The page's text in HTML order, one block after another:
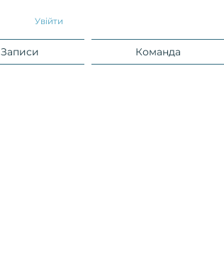
Увійти
Записи Команда